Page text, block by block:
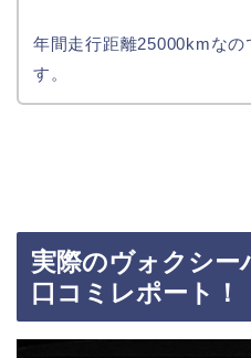
年間走行距離25000kmなの
す。
実際のヴォクシー
口コミレポート！